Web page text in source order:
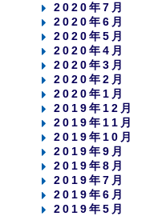
2020年7月
2020年6月
2020年5月
2020年4月
2020年3月
2020年2月
2020年1月
2019年12月
2019年11月
2019年10月
2019年9月
2019年8月
2019年7月
2019年6月
2019年5月